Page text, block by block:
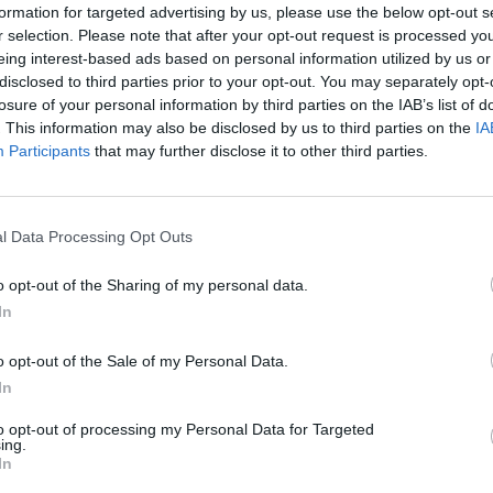
for targeted advertising by us, please use the below opt-out
selection. Please note that after your opt-out request is processed
interest-based ads based on personal information utilized by us
to third parties prior to your opt-out. You may separately
of your personal information by third parties on the IAB’s list of
This information may also be disclosed by us to third parties on the
Participants that may further disclose it to other third parties.
Data Processing Opt Outs
opt-out of the Sharing of my personal data.
opt-out of the Sale of my Personal Data.
opt-out of processing my Personal Data for Targeted
ser alvo de requalificação
PAN quer bandeira LGBTQIAP+
do Concelho
detidos com excesso de álcool
HOJE
Braga, Guimarães e Barcelos